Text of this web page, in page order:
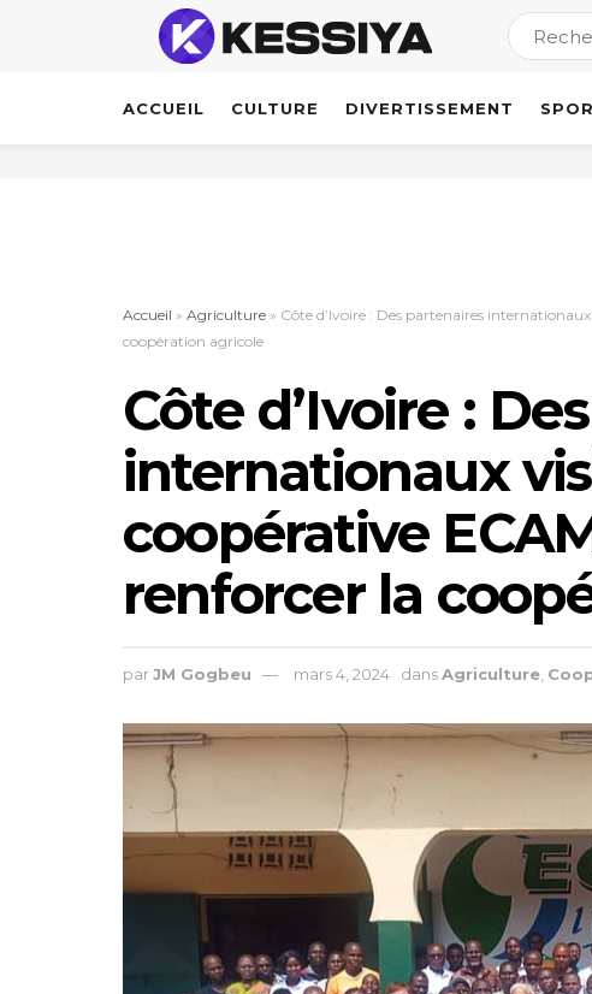
ACCUEIL CULTURE DIVERTISSEMENT
Accueil » Agriculture » Côte d’Ivoire : Des partenaires
coopération agricole
Côte d’Ivoire :
internationaux
coopérative
renforcer la
parJM Gogbeu mars 4, 2024 dansAgriculture